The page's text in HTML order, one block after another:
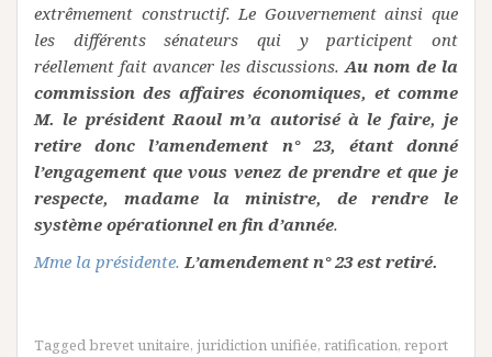
extrêmement constructif. Le Gouvernement ainsi que
les différents sénateurs qui y participent ont
réellement fait avancer les discussions. Au nom de la
commission des affaires économiques, et comme
M. le président Raoul m’a autorisé à le faire, je
retire donc l’amendement n° 23, étant donné
l’engagement que vous venez de prendre et que je
respecte, madame la ministre, de rendre le
système opérationnel en fin d’année.
Mme la présidente. L’amendement n° 23 est retiré.
Taggedbrevet unitaire, juridiction unifiée, ratification, report